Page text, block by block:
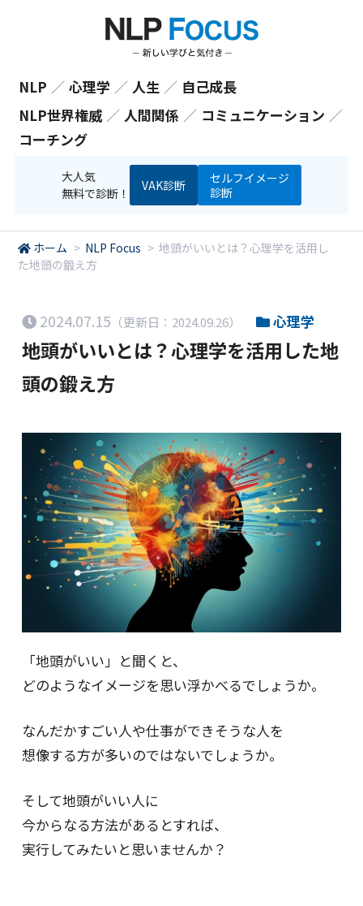
NLP ／ 心理学 ／ 人生 ／ 自己成長
NLP世界権威 ／ 人間関係 ／ コミュニケーション ／
コーチング
大人気
無料で診断！
VAK診断
セルフイメージ
診断
ホーム > NLP Focus >地頭がいいとは？心理学を活用し
た地頭の鍛え方
2024.07.15 （更新日：2024.09.26） 心理学
地頭がいいとは？心理学を活用した地
頭の鍛え方
「地頭がいい」と聞くと、
どのようなイメージを思い浮かべるでしょうか。
なんだかすごい人や仕事ができそうな人を
想像する方が多いのではないでしょうか。
そして地頭がいい人に
今からなる方法があるとすれば、
実行してみたいと思いませんか？